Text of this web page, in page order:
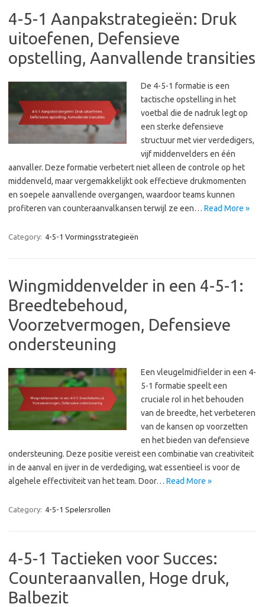
4-5-1 Aanpakstrategieën: Druk
uitoefenen, Defensieve
opstelling, Aanvallende transities
De 4-5-1 formatie is een
tactische opstelling in het
voetbal die de nadruk legt op
een sterke defensieve
structuur met vier verdedigers,
vijf middenvelders en één
aanvaller. Deze formatie verbetert niet alleen de controle op het
middenveld, maar vergemakkelijkt ook effectieve drukmomenten
en soepele aanvallende overgangen, waardoor teams kunnen
profiteren van counteraanvalkansen terwijl ze een… Read More »
Category: 4-5-1 Vormingsstrategieën
Wingmiddenvelder in een 4-5-1:
Breedtebehoud,
Voorzetvermogen, Defensieve
ondersteuning
Een vleugelmidfielder in een 4-
5-1 formatie speelt een
cruciale rol in het behouden
van de breedte, het verbeteren
van de kansen op voorzetten
en het bieden van defensieve
ondersteuning. Deze positie vereist een combinatie van creativiteit
in de aanval en ijver in de verdediging, wat essentieel is voor de
algehele effectiviteit van het team. Door… Read More »
Category: 4-5-1 Spelersrollen
4-5-1 Tactieken voor Succes:
Counteraanvallen, Hoge druk,
Balbezit